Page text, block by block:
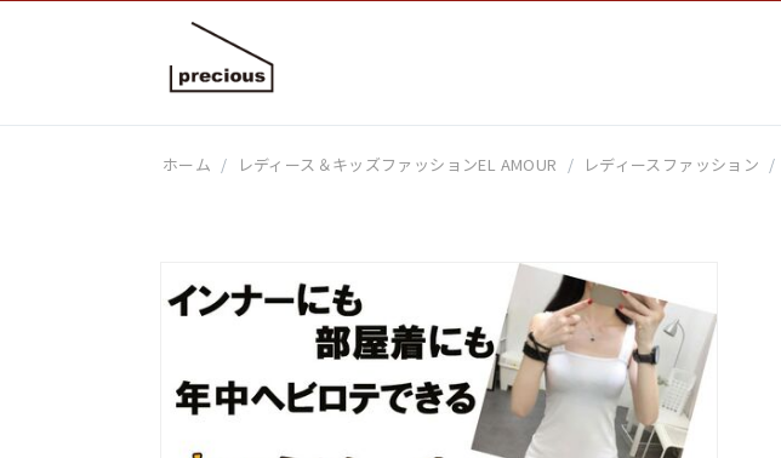
ホーム / レディース＆キッズファッションEL AMOUR / レディースファッション /